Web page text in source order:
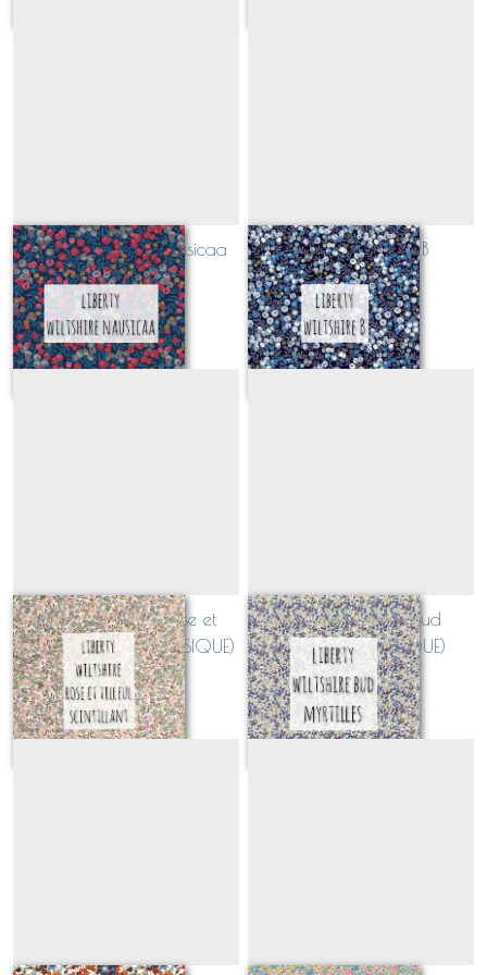
Liberty Wiltshire Nausicaa
(CLASSIQUE)
Sur demande
Liberty Wiltshire B
(CLASSIQUE)
Sur demande
Liberty Wiltshire Rose et
Tilleul Metallic (CLASSIQUE)
Sur demande
Liberty Wiltshire bud
myrtilles (CLASSIQUE)
Sur demande